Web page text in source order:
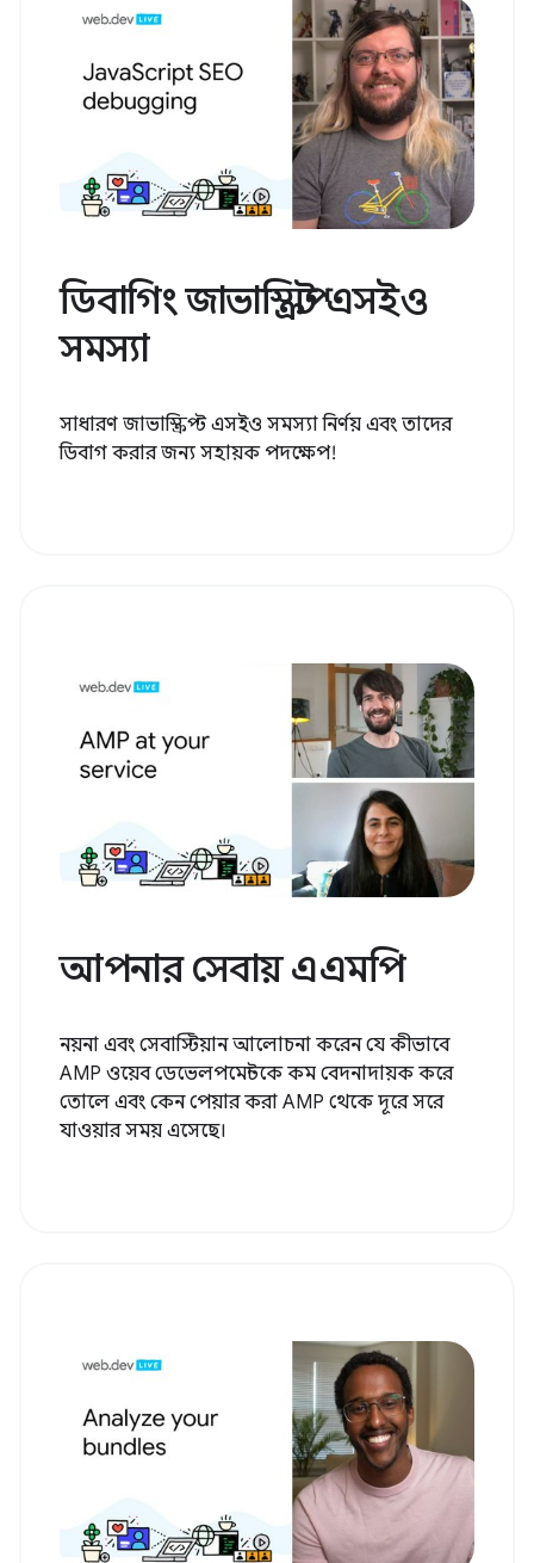
ডিবাগিং জাভাস্ক্রিপ্ট এসইও
সমস্যা
সাধারণ জাভাস্ক্রিপ্ট এসইও সমস্যা নির্ণয় এবং তাদের
ডিবাগ করার জন্য সহায়ক পদক্ষেপ!
আপনার সেবায় এএমপি
নয়না এবং সেবাস্টিয়ান আলোচনা করেন যে কীভাবে
AMP ওয়েব ডেভেলপমেন্টকে কম বেদনাদায়ক করে
তোলে এবং কেন পেয়ার করা AMP থেকে দূরে সরে
যাওয়ার সময় এসেছে।